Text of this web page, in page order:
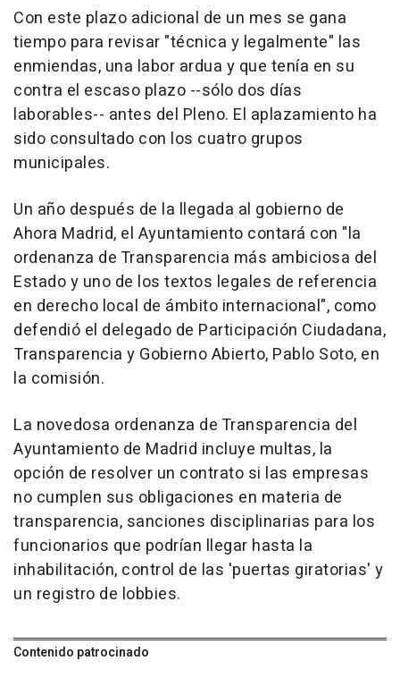
Con este plazo adicional de un mes se gana
tiempo para revisar "técnica y legalmente" las
enmiendas, una labor ardua y que tenía en su
contra el escaso plazo --sólo dos días
laborables-- antes del Pleno. El aplazamiento ha
sido consultado con los cuatro grupos
municipales.
Un año después de la llegada al gobierno de
Ahora Madrid, el Ayuntamiento contará con "la
ordenanza de Transparencia más ambiciosa del
Estado y uno de los textos legales de referencia
en derecho local de ámbito internacional", como
defendió el delegado de Participación Ciudadana,
Transparencia y Gobierno Abierto, Pablo Soto, en
la comisión.
La novedosa ordenanza de Transparencia del
Ayuntamiento de Madrid incluye multas, la
opción de resolver un contrato si las empresas
no cumplen sus obligaciones en materia de
transparencia, sanciones disciplinarias para los
funcionarios que podrían llegar hasta la
inhabilitación, control de las 'puertas giratorias' y
un registro de lobbies.
Contenido patrocinado